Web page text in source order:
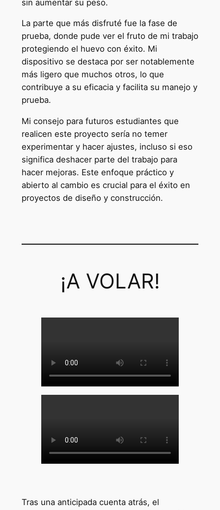
sin aumentar su peso.
La parte que más disfruté fue la fase de
prueba, donde pude ver el fruto de mi trabajo
protegiendo el huevo con éxito. Mi
dispositivo se destaca por ser notablemente
más ligero que muchos otros, lo que
contribuye a su eficacia y facilita su manejo y
prueba.
Mi consejo para futuros estudiantes que
realicen este proyecto sería no temer
experimentar y hacer ajustes, incluso si eso
significa deshacer parte del trabajo para
hacer mejoras. Este enfoque práctico y
abierto al cambio es crucial para el éxito en
proyectos de diseño y construcción.
¡A VOLAR!
Tras una anticipada cuenta atrás, el